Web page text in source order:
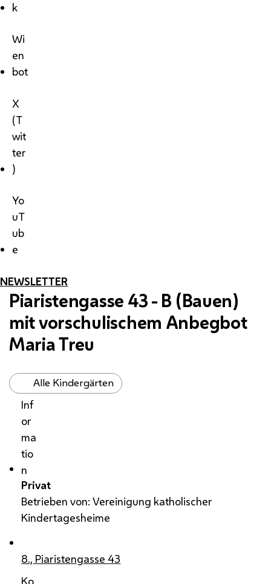
k
Wi
en
bot
X
(T
wit
ter
)
Yo
uT
ub
e
NEWSLETTER
Piaristengasse 43 - B (Bauen)
mit vorschulischem Anbegbot
Maria Treu
Alle Kindergärten
Inf
or
ma
tio
n
Privat
Betrieben von: Vereinigung katholischer
Kindertagesheime
8., Piaristengasse 43
Ko